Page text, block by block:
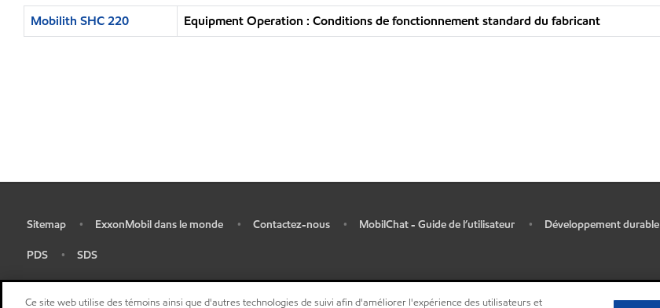
Mobilith SHC 220 Equipment Operation : Conditions de fonctionnement standard du fabricant
Sitemap • ExxonMobil dans le monde • Contactez-nous • MobilChat - Guide de l’utilisateur • Développement durable
PDS • SDS
Ce site web utilise des témoins ainsi que d'autres technologies de suivi afin d'améliorer l'expérience des utilisateurs et